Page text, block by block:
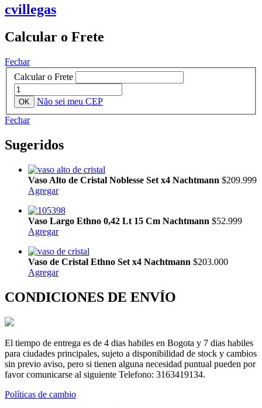
cvillegas
Calcular o Frete
Fechar
Calcular o Frete
Não sei meu CEP
Fechar
Sugeridos
Vaso Alto de Cristal Noblesse Set x4 Nachtmann $209.999
Agregar
Vaso Largo Ethno 0,42 Lt 15 Cm Nachtmann $52.999
Agregar
Vaso de Cristal Ethno Set x4 Nachtmann $203.000
Agregar
CONDICIONES DE ENVÍO
El tiempo de entrega es de 4 dias habiles en Bogota y 7 dias habiles
para ciudades principales, sujeto a disponibilidad de stock y cambios
sin previo aviso, pero si tienen alguna necesidad puntual pueden por
favor comunicarse al siguiente Telefono: 3163419134.
Políticas de cambio